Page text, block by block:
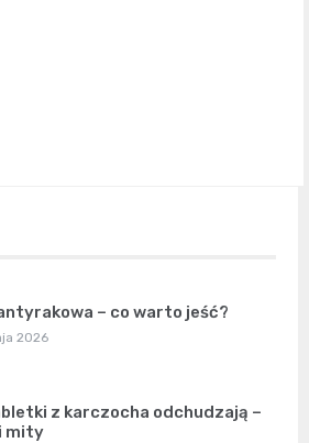
– co warto jeść?
2026
z karczocha odchudzają –
mity